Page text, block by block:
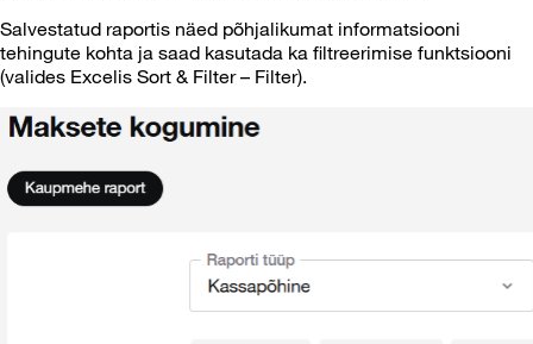
Salvestatud raportis näed põhjalikumat informatsiooni
tehingute kohta ja saad kasutada ka filtreerimise funktsiooni
(valides Excelis Sort & Filter – Filter).